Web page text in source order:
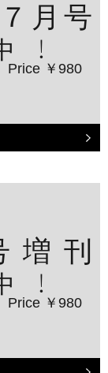
７月号
！
Price ￥980
増刊
！
Price ￥980